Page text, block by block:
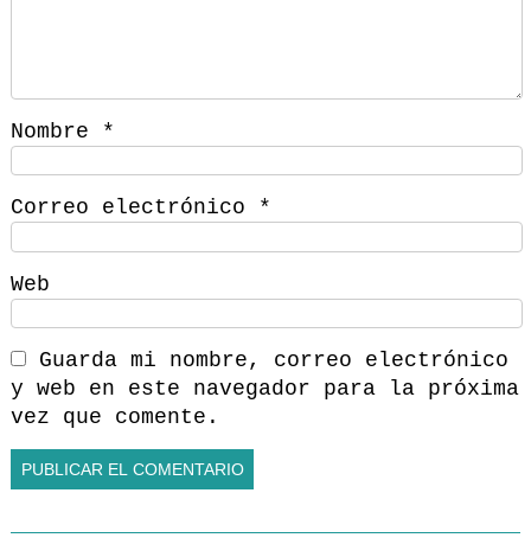
Nombre *
Correo electrónico *
Web
Guarda mi nombre, correo electrónico
y web en este navegador para la próxima
vez que comente.